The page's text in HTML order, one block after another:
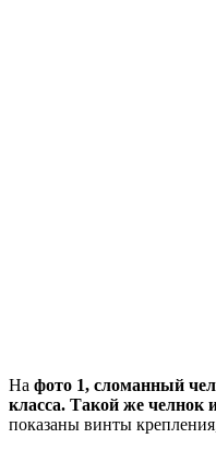
На фото 1, сломанный
класса. Такой же челнок
показаны винты